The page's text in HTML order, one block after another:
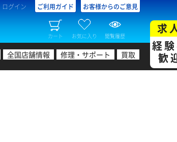
ログイン ご利用ガイド お客様からのご意見
カート お気に入り 閲覧履歴
全国店舗情報 修理・サポート 買取
求
経
歓